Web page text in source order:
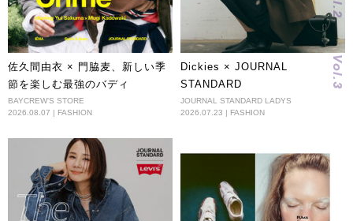
Vol.3
佐久間由衣 × 門脇麦、新しい季
節を楽しむ最強のバディ
BAYCREW'S STORE
2026.08.07 | FASHION
Dickies × JOURNAL
STANDARD
JOURNAL STANDARD LADYS
2026.07.23 | FASHION